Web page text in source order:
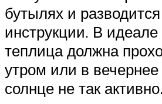
бутылях и
инструкции. В идеале
теплица должна
утром или в вечернее
солнце не так активно.